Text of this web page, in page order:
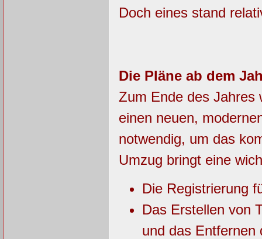
Doch eines stand
Die Pläne ab dem
Zum Ende des Jahres
einen neuen,
notwendig, um das
Umzug bringt eine
Die Registrierung
Das Erstellen von
und das Entfernen